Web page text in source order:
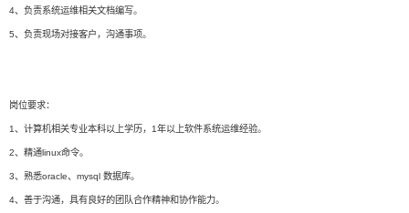
4、负责系统运维相关文档编写。
5、负责现场对接客户，沟通事项。
岗位要求：
1、计算机相关专业本科以上学历，1年以上软件系统运维经验。
2、精通linux命令。
3、熟悉oracle、mysql 数据库。
4、善于沟通，具有良好的团队合作精神和协作能力。